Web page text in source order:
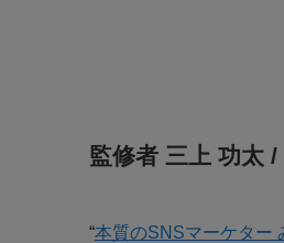
監修者 三上 功太
“本質のSNSマーケター